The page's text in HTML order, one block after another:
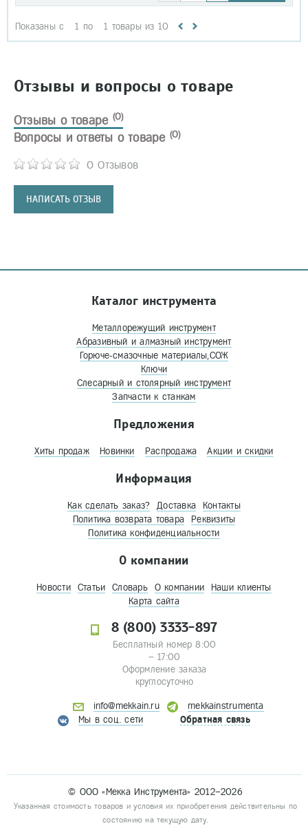
Показаны с 1 по 1 товары из 10
Отзывы и вопросы о товаре
Отзывы о товаре (0)
0 Отзывов
НАПИСАТЬ ОТЗЫВ
Вопросы и ответы о товаре (0)
Каталог инструмента
Металлорежущий инструмент
Абразивный и алмазный инструмент
Горюче-смазочные материалы,СОЖ
Ключи
Слесарный и столярный инструмент
Запчасти к станкам
Предложения
Хиты продаж Новинки Распродажа Акции и скидки
Информация
Как сделать заказ? Доставка
Контакты
Политика возврата товара
Реквизиты
Политика конфиденциальности
О компании
Новости Статьи Словарь О компании
Наши клиенты
Карта сайта
8 (800) 3333-897
Бесплатный номер 8:00
– 17:00
Оформление заказа
круглосуточно
info@mekkain.ru
mekkainstrumenta
Мы в соц. сети
Обратная связь
© ООО «Мекка Инструмента» 2012–2026
Указанная стоимость товаров и условия их приобретения действительны по
состоянию на текущую дату.